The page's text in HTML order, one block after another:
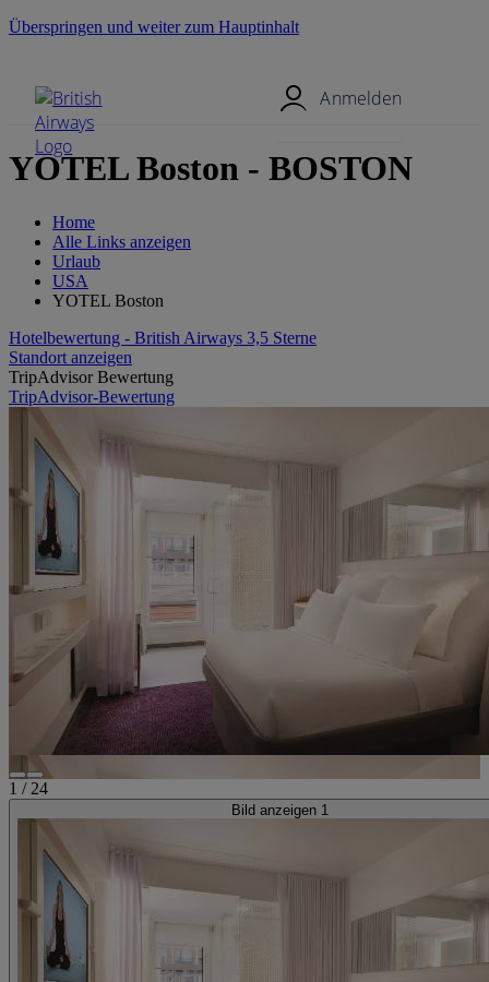
Überspringen und weiter zum Hauptinhalt
Anmelden
YOTEL Boston - BOSTON
Home
Alle Links anzeigen
Urlaub
USA
YOTEL Boston
Hotelbewertung - British Airways 3,5 Sterne
Standort anzeigen
TripAdvisor Bewertung
TripAdvisor-Bewertung
1 / 24
Bild anzeigen 1